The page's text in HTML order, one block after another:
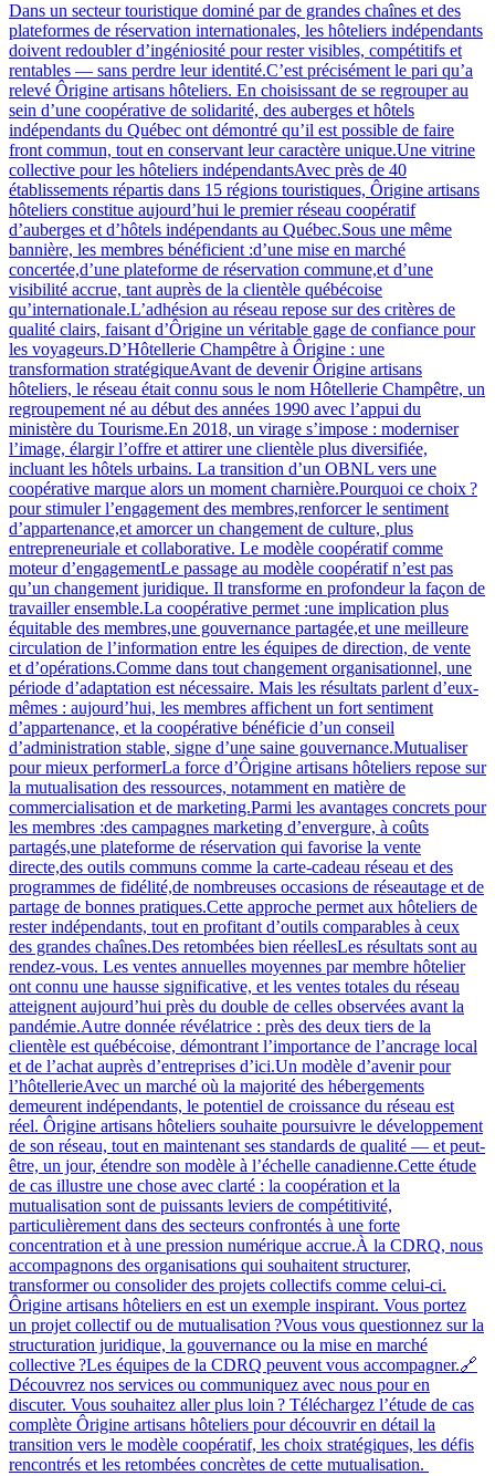
Dans un secteur touristique dominé par de grandes chaînes et des
plateformes de réservation internationales, les hôteliers indépendants
doivent redoubler d’ingéniosité pour rester visibles, compétitifs et
rentables — sans perdre leur identité.C’est précisément le pari qu’a
relevé Ôrigine artisans hôteliers. En choisissant de se regrouper au
sein d’une coopérative de solidarité, des auberges et hôtels
indépendants du Québec ont démontré qu’il est possible de faire
front commun, tout en conservant leur caractère unique.Une vitrine
collective pour les hôteliers indépendantsAvec près de 40
établissements répartis dans 15 régions touristiques, Ôrigine artisans
hôteliers constitue aujourd’hui le premier réseau coopératif
d’auberges et d’hôtels indépendants au Québec.Sous une même
bannière, les membres bénéficient :d’une mise en marché
concertée,d’une plateforme de réservation commune,et d’une
visibilité accrue, tant auprès de la clientèle québécoise
qu’internationale.L’adhésion au réseau repose sur des critères de
qualité clairs, faisant d’Ôrigine un véritable gage de confiance pour
les voyageurs.D’Hôtellerie Champêtre à Ôrigine : une
transformation stratégiqueAvant de devenir Ôrigine artisans
hôteliers, le réseau était connu sous le nom Hôtellerie Champêtre, un
regroupement né au début des années 1990 avec l’appui du
ministère du Tourisme.En 2018, un virage s’impose : moderniser
l’image, élargir l’offre et attirer une clientèle plus diversifiée,
incluant les hôtels urbains. La transition d’un OBNL vers une
coopérative marque alors un moment charnière.Pourquoi ce choix ?
pour stimuler l’engagement des membres,renforcer le sentiment
d’appartenance,et amorcer un changement de culture, plus
entrepreneuriale et collaborative. Le modèle coopératif comme
moteur d’engagementLe passage au modèle coopératif n’est pas
qu’un changement juridique. Il transforme en profondeur la façon de
travailler ensemble.La coopérative permet :une implication plus
équitable des membres,une gouvernance partagée,et une meilleure
circulation de l’information entre les équipes de direction, de vente
et d’opérations.Comme dans tout changement organisationnel, une
période d’adaptation est nécessaire. Mais les résultats parlent d’eux-
mêmes : aujourd’hui, les membres affichent un fort sentiment
d’appartenance, et la coopérative bénéficie d’un conseil
d’administration stable, signe d’une saine gouvernance.Mutualiser
pour mieux performerLa force d’Ôrigine artisans hôteliers repose sur
la mutualisation des ressources, notamment en matière de
commercialisation et de marketing.Parmi les avantages concrets pour
les membres :des campagnes marketing d’envergure, à coûts
partagés,une plateforme de réservation qui favorise la vente
directe,des outils communs comme la carte-cadeau réseau et des
programmes de fidélité,de nombreuses occasions de réseautage et de
partage de bonnes pratiques.Cette approche permet aux hôteliers de
rester indépendants, tout en profitant d’outils comparables à ceux
des grandes chaînes.Des retombées bien réellesLes résultats sont au
rendez-vous. Les ventes annuelles moyennes par membre hôtelier
ont connu une hausse significative, et les ventes totales du réseau
atteignent aujourd’hui près du double de celles observées avant la
pandémie.Autre donnée révélatrice : près des deux tiers de la
clientèle est québécoise, démontrant l’importance de l’ancrage local
et de l’achat auprès d’entreprises d’ici.Un modèle d’avenir pour
l’hôtellerieAvec un marché où la majorité des hébergements
demeurent indépendants, le potentiel de croissance du réseau est
réel. Ôrigine artisans hôteliers souhaite poursuivre le développement
de son réseau, tout en maintenant ses standards de qualité — et peut-
être, un jour, étendre son modèle à l’échelle canadienne.Cette étude
de cas illustre une chose avec clarté : la coopération et la
mutualisation sont de puissants leviers de compétitivité,
particulièrement dans des secteurs confrontés à une forte
concentration et à une pression numérique accrue.À la CDRQ, nous
accompagnons des organisations qui souhaitent structurer,
transformer ou consolider des projets collectifs comme celui-ci.
Ôrigine artisans hôteliers en est un exemple inspirant. Vous portez
un projet collectif ou de mutualisation ?Vous vous questionnez sur la
structuration juridique, la gouvernance ou la mise en marché
collective ?Les équipes de la CDRQ peuvent vous accompagner.🔗
Découvrez nos services ou communiquez avec nous pour en
discuter. Vous souhaitez aller plus loin ? Téléchargez l’étude de cas
complète Ôrigine artisans hôteliers pour découvrir en détail la
transition vers le modèle coopératif, les choix stratégiques, les défis
rencontrés et les retombées concrètes de cette mutualisation.